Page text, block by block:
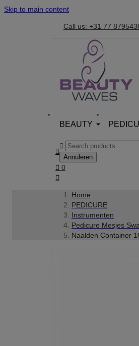
Skip to main content
Call us: +31 77
BEAUTY


Annuleren
 0

Home
PEDICURE
Instrumenten
Pedicure Mesjes
Naalden Container